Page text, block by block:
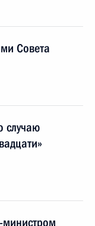
Совета
случаю